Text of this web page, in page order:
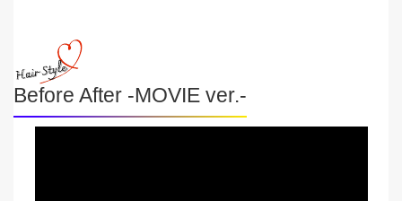
Before After -MOVIE ver.-